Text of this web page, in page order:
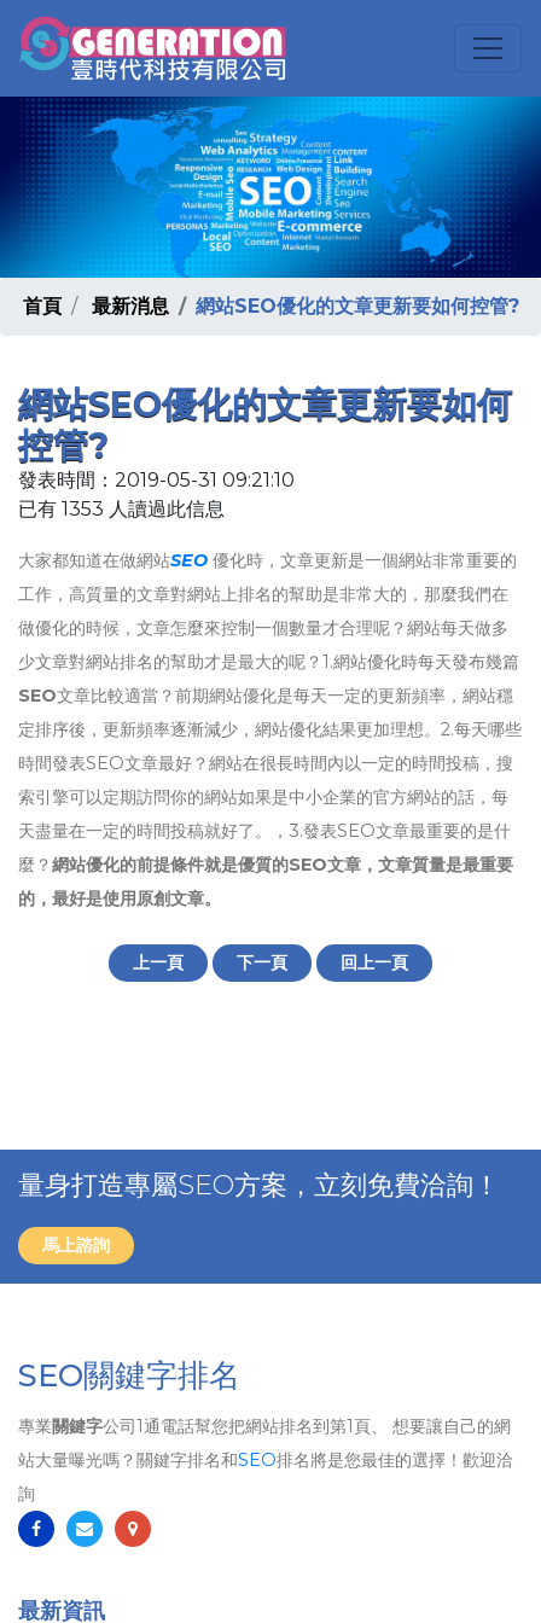
首頁 最新消息 網站SEO優化的文章更新要如何控管?
網站SEO優化的文章更新要如何
控管?
發表時間：2019-05-31 09:21:10
已有 1353 人讀過此信息
大家都知道在做網站SEO 優化時，文章更新是一個網站非常重要的
工作，高質量的文章對網站上排名的幫助是非常大的，那麼我們在
做優化的時候，文章怎麼來控制一個數量才合理呢？網站每天做多
少文章對網站排名的幫助才是最大的呢？1.網站優化時每天發布幾篇
SEO文章比較適當？前期網站優化是每天一定的更新頻率，網站穩
定排序後，更新頻率逐漸減少，網站優化結果更加理想。2.每天哪些
時間發表SEO文章最好？網站在很長時間內以一定的時間投稿，搜
索引擎可以定期訪問你的網站如果是中小企業的官方網站的話，每
天盡量在一定的時間投稿就好了。，3.發表SEO文章最重要的是什
麼？ 網站優化的前提條件就是優質的SEO文章，文章質量是最重要
的，最好是使用原創文章。
上一頁 下一頁 回上一頁
量身打造專屬SEO方案，立刻免費洽詢！
馬上諮詢
SEO關鍵字排名
專業關鍵字公司1通電話幫您把網站排名到第1頁、 想要讓自己的網
站大量曝光嗎？關鍵字排名和SEO排名將是您最佳的選擇！歡迎洽
詢
最新資訊